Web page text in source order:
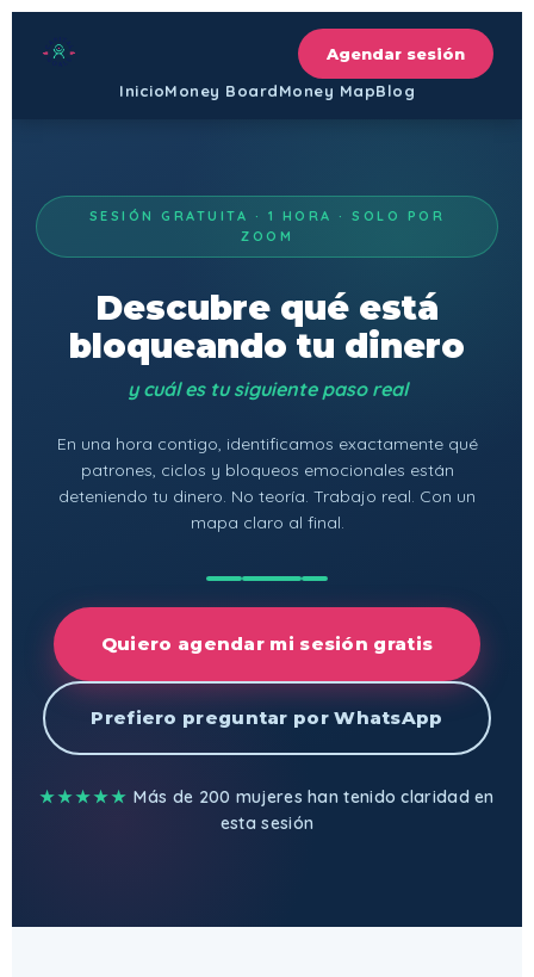
InicioMoney BoardMoney MapBlog
Agendar sesión
SESIÓN GRATUITA · 1 HORA · SOLO POR
ZOOM
Descubre qué está
bloqueando tu dinero
y cuál es tu siguiente paso real
En una hora contigo, identificamos exactamente qué
patrones, ciclos y bloqueos emocionales están
deteniendo tu dinero. No teoría. Trabajo real. Con un
mapa claro al final.
Quiero agendar mi sesión gratis
Prefiero preguntar por WhatsApp
★★★★★ Más de 200 mujeres han tenido claridad en
esta sesión